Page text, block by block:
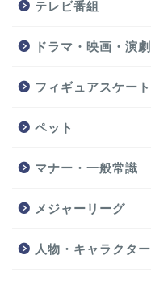
テレビ番組
ドラマ・映画・演劇
フィギュアスケート
ペット
マナー・一般常識
メジャーリーグ
人物・キャラクター